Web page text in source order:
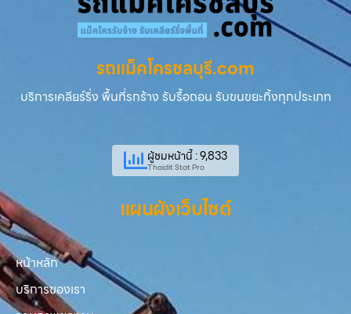
รถแม็คโครชลบุรี.com
บริการเคลียร์ริ่ง พื้นที่รกร้าง รับรื้อถอน รับขนขยะทิ้งทุกประเภท
ผู้ชมหน้านี้ : 9,833
Thaidit Stat Pro
แผนผังเว็บไซต์
หน้าหลัก
บริการของเรา